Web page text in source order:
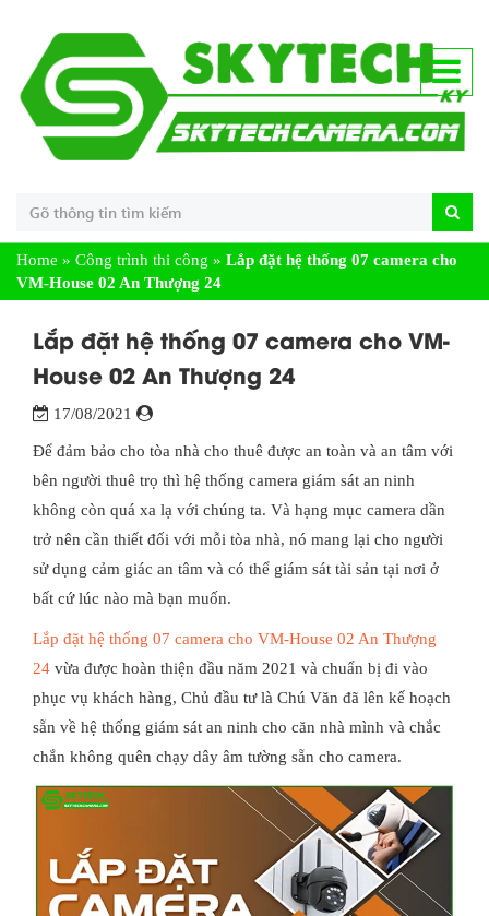
Home » Công trình thi công » Lắp đặt hệ thống 07 camera cho
VM-House 02 An Thượng 24
Lắp đặt hệ thống 07 camera cho VM-
House 02 An Thượng 24
17/08/2021
Để đảm bảo cho tòa nhà cho thuê được an toàn và an tâm với
bên người thuê trọ thì hệ thống camera giám sát an ninh
không còn quá xa lạ với chúng ta. Và hạng mục camera dần
trở nên cần thiết đối với mỗi tòa nhà, nó mang lại cho người
sử dụng cảm giác an tâm và có thể giám sát tài sản tại nơi ở
bất cứ lúc nào mà bạn muốn.
Lắp đặt hệ thống 07 camera cho VM-House 02 An Thượng
24 vừa được hoàn thiện đầu năm 2021 và chuẩn bị đi vào
phục vụ khách hàng, Chủ đầu tư là Chú Văn đã lên kế hoạch
sẵn về hệ thống giám sát an ninh cho căn nhà mình và chắc
chắn không quên chạy dây âm tường sẵn cho camera.